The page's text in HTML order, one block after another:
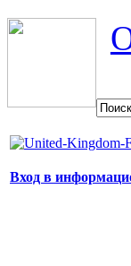
Вход в